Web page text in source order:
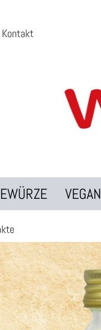
Kontakt
VEGAN